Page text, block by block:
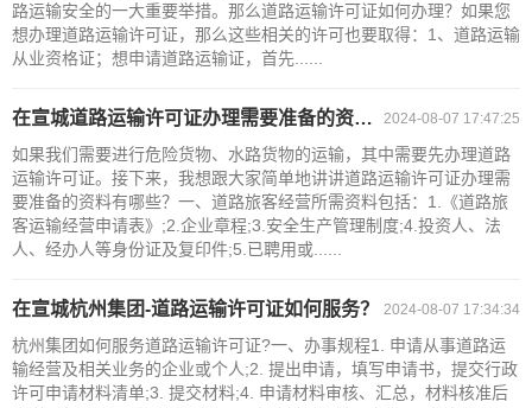
路运输安全的一大重要举措。那么道路运输许可证如何办理？如果您
想办理道路运输许可证，那么这些相关的许可也要取得：1、道路运输
从业资格证；想申请道路运输证，首先......
2024-08-07 17:47:25
在宣城道路运输许可证办理需要准备的资料有哪些？
如果我们需要进行危险货物、水路货物的运输，其中需要先办理道路
运输许可证。接下来，我想跟大家简单地讲讲道路运输许可证办理需
要准备的资料有哪些？一、道路旅客经营所需资料包括：1.《道路旅
客运输经营申请表》;2.企业章程;3.安全生产管理制度;4.投资人、法
人、经办人等身份证及复印件;5.已聘用或......
2024-08-07 17:34:34
在宣城杭州集团-道路运输许可证如何服务？
杭州集团如何服务道路运输许可证?一、办事规程1. 申请从事道路运
输经营及相关业务的企业或个人;2. 提出申请，填写申请书，提交行政
许可申请材料清单;3. 提交材料;4. 申请材料审核、汇总，材料核准后